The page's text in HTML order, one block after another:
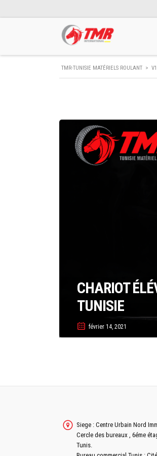
TMR-TUNISIE MATÉRIELS ROULANT >
CHARIOT
TUNISIE
février 14, 2021
Siege : Centre Urbain Nord
Cercle des bureaux , 6éme
Tunis.